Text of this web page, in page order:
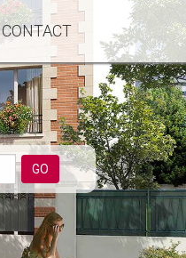
CONTACT
GO